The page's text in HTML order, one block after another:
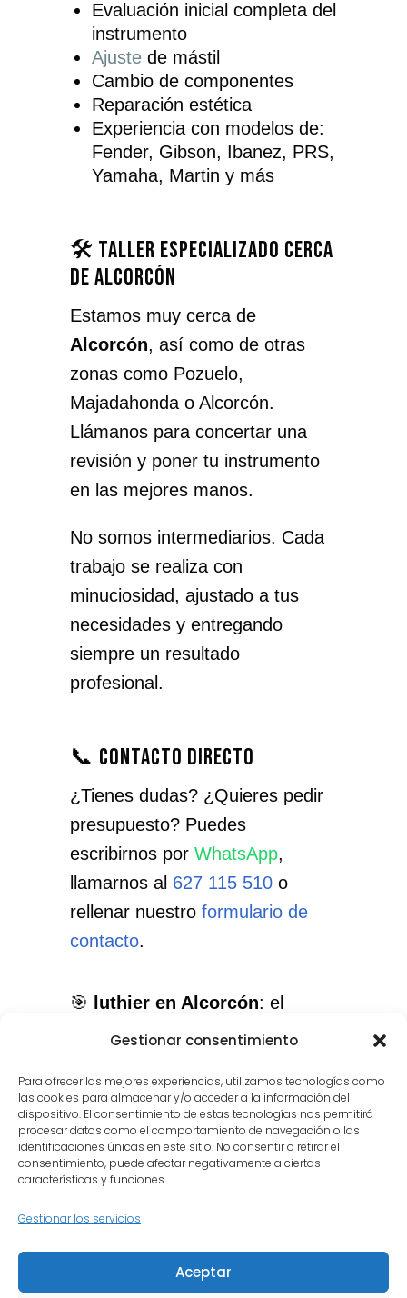
Gestionar consentimiento
Para ofrecer las mejores experiencias, utilizamos tecnologías como
las cookies para almacenar y/o acceder a la información del
dispositivo. El consentimiento de estas tecnologías nos permitirá
procesar datos como el comportamiento de navegación o las
identificaciones únicas en este sitio. No consentir o retirar el
consentimiento, puede afectar negativamente a ciertas
características y funciones.
Gestionar los servicios
Aceptar
Evaluación inicial completa del
instrumento
Ajustede mástil
Cambio de componentes
Reparación estética
Experiencia con modelos de:
Fender, Gibson, Ibanez, PRS,
Yamaha, Martin y más
🛠️ Taller especializado cerca
de Alcorcón
Estamos muy cerca de
Alcorcón, así como de otras
zonas como Pozuelo,
Majadahonda o Alcorcón.
Llámanos para concertar una
revisión y poner tu instrumento
en las mejores manos.
No somos intermediarios. Cada
trabajo se realiza con
minuciosidad, ajustado a tus
necesidades y entregando
siempre un resultado
profesional.
📞 Contacto directo
¿Tienes dudas? ¿Quieres pedir
presupuesto? Puedes
escribirnos por WhatsApp,
llamarnos al 627 115 510o
rellenar nuestro formulario de
contacto.
🎯 luthier en Alcorcón: el
servicio que necesitas, con el
instrumento.
Inicio
Quiénes somos
Política de privacidad
Política de cookies